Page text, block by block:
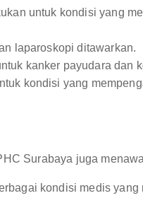
untuk kondisi yang
laparoskopi ditawarkan.
kanker payudara dan
kondisi yang
Surabaya juga
kondisi medis